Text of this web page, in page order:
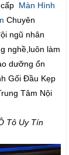
Màn Hình
Chuyên
ngũ nhân
nghề,luôn làm
dưỡng ổn
Gối Đầu Kẹp
Tâm Nội
Tô Uy Tín